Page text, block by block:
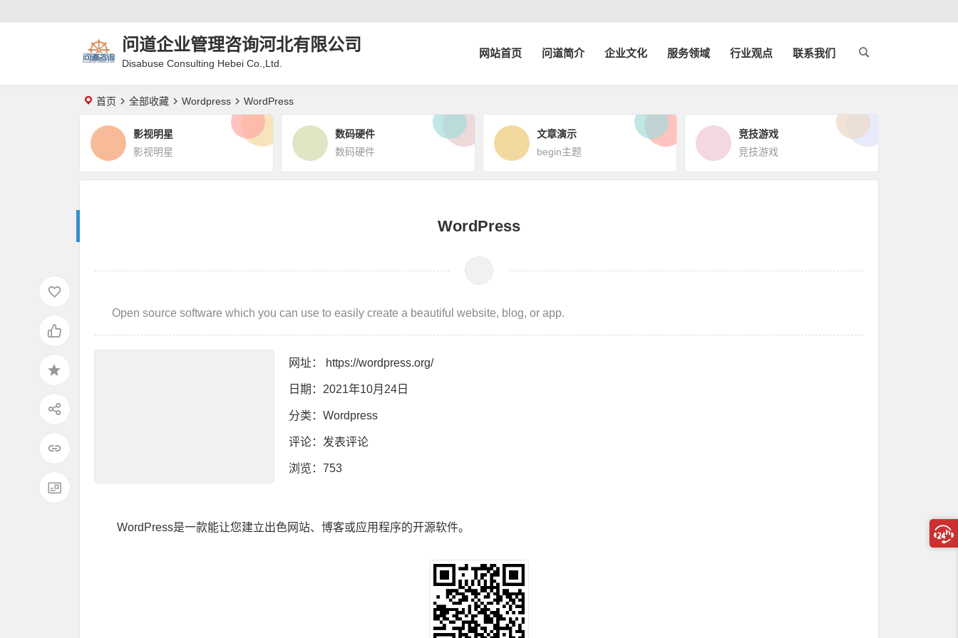
问道企业管理咨询河北有限公司
Disabuse Consulting Hebei Co.,Ltd.
网站首页 问道简介 企业文化 服务领域 行业观点 联系我们
首页 全部收藏 Wordpress WordPress
影视明星
影视明星
数码硬件
数码硬件
文章演示
begin主题
竞技游戏
竞技游戏
WordPress
Open source software which you can use to easily create a beautiful website, blog, or app.
网址： https://wordpress.org/
日期：2021年10月24日
分类： Wordpress
评论： 发表评论
浏览 ：753
WordPress是一款能让您建立出色网站、博客或应用程序的开源软件。